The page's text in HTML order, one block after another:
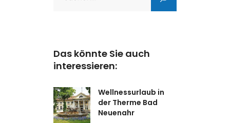
Das könnte Sie auch
interessieren:
Wellnessurlaub in
der Therme Bad
Neuenahr